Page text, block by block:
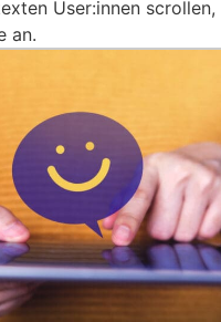
User:innen scrollen,
an.